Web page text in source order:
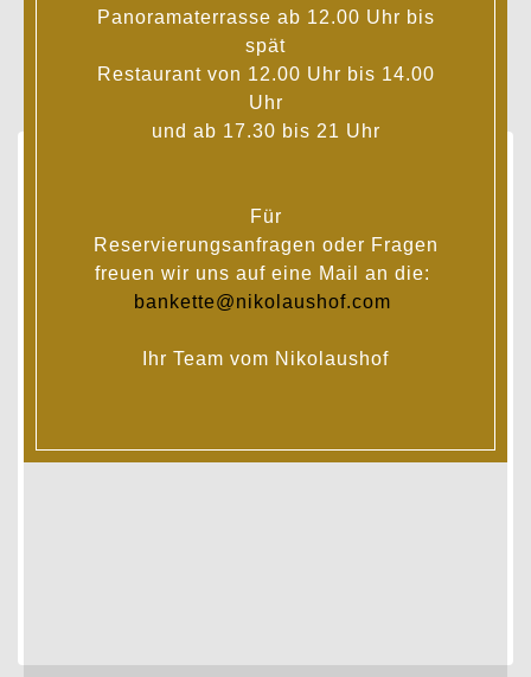
Johannisweg 2
für NAVI: Albert-Günther-Weg
97082 Würzburg
Panoramaterrasse ab 12.00 Uhr bis
spät
Restaurant von 12.00 Uhr bis 14.00
Uhr
und ab 17.30 bis 21 Uhr
Für
Reservierungsanfragen oder Fragen
freuen wir uns auf eine Mail an die:
bankette@nikolaushof.com
Ihr Team vom Nikolaushof